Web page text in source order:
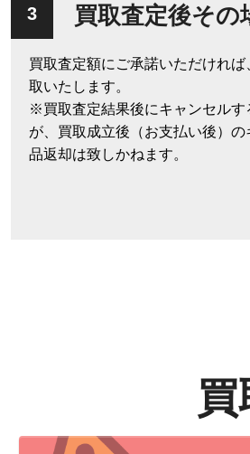
買取査定後その
買取査定額にご承諾いただけれ
取いたします。
※買取査定結果後にキャンセルす
が、買取成立後（お支払い後）
品返却は致しかねます。